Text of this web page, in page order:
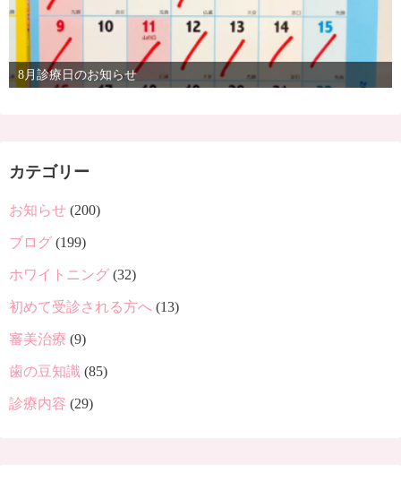
8月診療日のお知らせ
カテゴリー
お知らせ (200)
ブログ (199)
ホワイトニング (32)
初めて受診される方へ (13)
審美治療 (9)
歯の豆知識 (85)
診療内容 (29)